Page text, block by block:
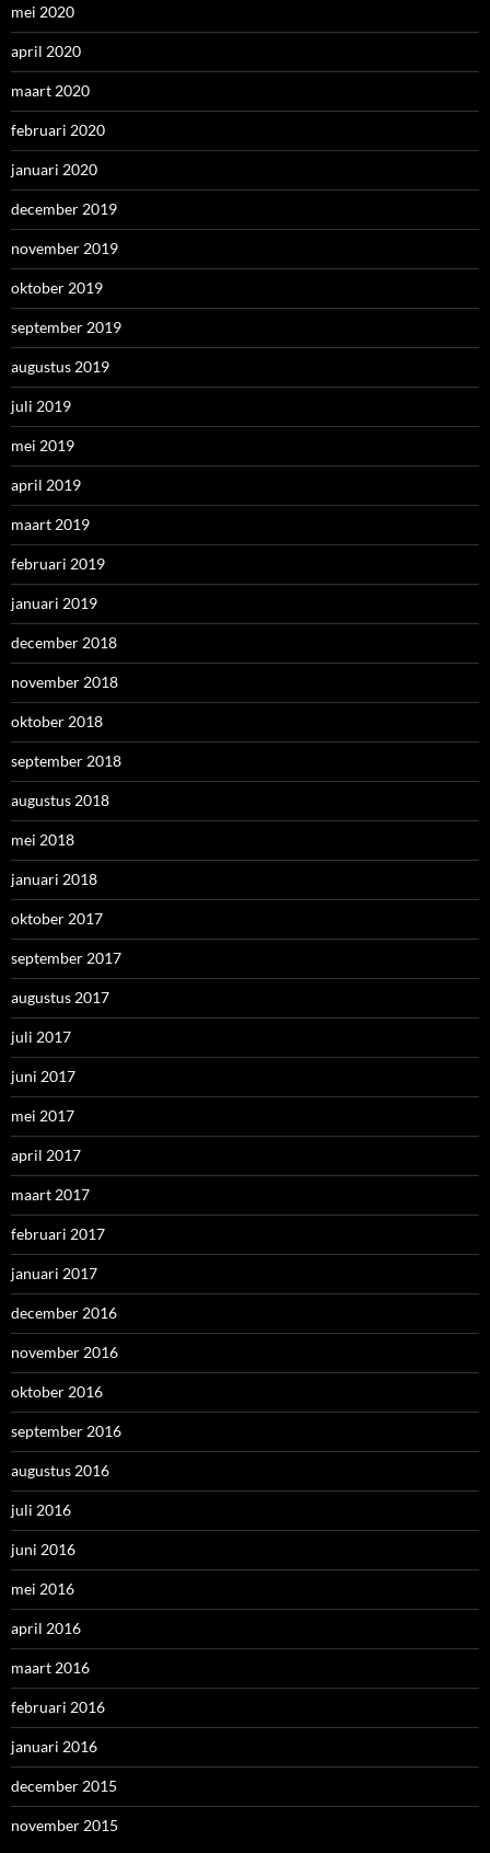
mei 2020
april 2020
maart 2020
februari 2020
januari 2020
december 2019
november 2019
oktober 2019
september 2019
augustus 2019
juli 2019
mei 2019
april 2019
maart 2019
februari 2019
januari 2019
december 2018
november 2018
oktober 2018
september 2018
augustus 2018
mei 2018
januari 2018
oktober 2017
september 2017
augustus 2017
juli 2017
juni 2017
mei 2017
april 2017
maart 2017
februari 2017
januari 2017
december 2016
november 2016
oktober 2016
september 2016
augustus 2016
juli 2016
juni 2016
mei 2016
april 2016
maart 2016
februari 2016
januari 2016
december 2015
november 2015